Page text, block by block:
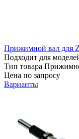
Прижимной вал для
Подходит для
Тип товара
Цена по запросу
Варианты